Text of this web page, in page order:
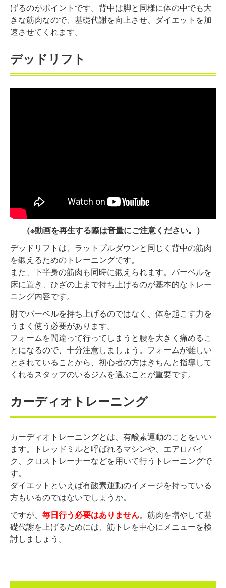
げるのがポイントです。背中は脚と同様に体の中でも大
きな筋肉なので、基礎代謝を向上させ、ダイエットを加
速させてくれます。
デッドリフト
（※動画を再生する際は音量にご注意ください。）
デッドリフトは、ラットプルダウンと同じく背中の筋肉
を鍛えるためのトレーニングです。
また、下半身の筋肉も同時に鍛えられます。バーベルを
床に置き、ひざの上まで持ち上げるのが基本的なトレー
ニング内容です。
肘でバーベルを持ち上げるのではなく、体を起こす力を
うまく使う必要があります。
フォームを間違って行ってしまうと腰を大きく痛めるこ
とになるので、十分注意しましょう。フォームが難しい
とされていることから、初心者の方はきちんと指導して
くれるスタッフのいるジムを選ぶことが重要です。
カーディオトレーニング
カーディオトレーニングとは、有酸素運動のことをいい
ます。トレッドミルと呼ばれるマシンや、エアロバイ
ク、クロストレーナーなどを用いて行うトレーニングで
す。
ダイエットといえば有酸素運動のイメージを持っている
方もいるのではないでしょうか。
ですが、 毎日行う必要はありません。筋肉を増やして基
礎代謝を上げるためには、筋トレを中心にメニューを検
討しましょう。